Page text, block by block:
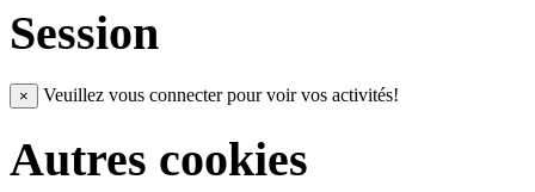
Session
× Veuillez vous connecter pour voir vos activités!
Autres cookies